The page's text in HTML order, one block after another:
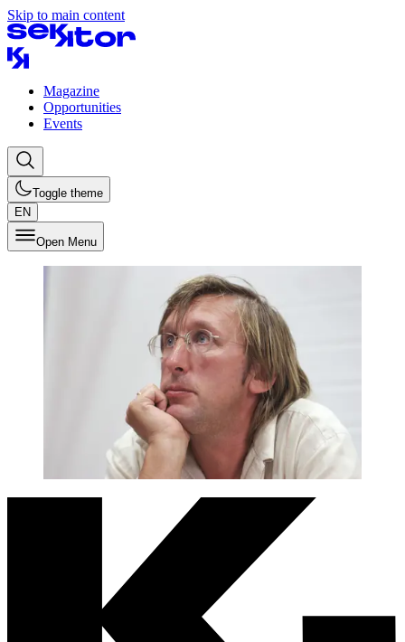
Skip to main content
Magazine
Opportunities
Events
Toggle theme
EN
Open Menu